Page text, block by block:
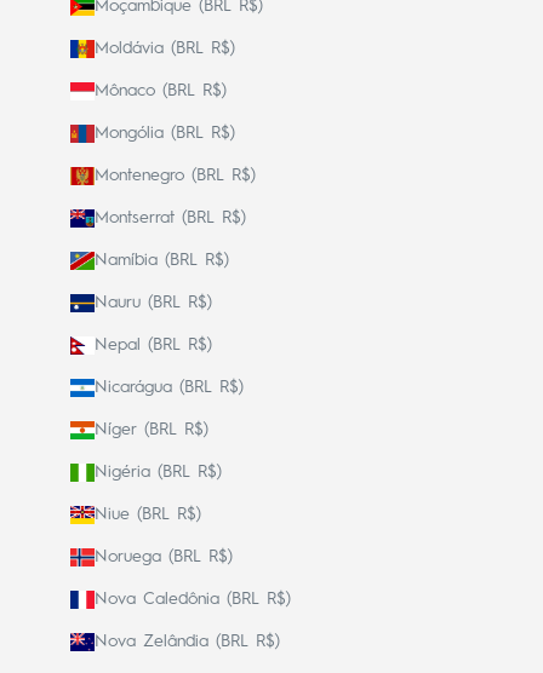
Moçambique (BRL R$)
Moldávia (BRL R$)
Mônaco (BRL R$)
Mongólia (BRL R$)
Montenegro (BRL R$)
Montserrat (BRL R$)
Namíbia (BRL R$)
Nauru (BRL R$)
Nepal (BRL R$)
Nicarágua (BRL R$)
Níger (BRL R$)
Nigéria (BRL R$)
Niue (BRL R$)
Noruega (BRL R$)
Nova Caledônia (BRL R$)
Nova Zelândia (BRL R$)